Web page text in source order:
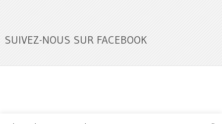
SUIVEZ-NOUS SUR FACEBOOK